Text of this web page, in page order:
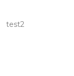
test2